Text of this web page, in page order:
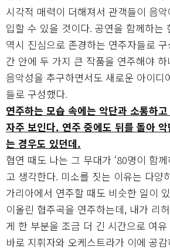
시각적 매력이 더해져서 관객들이 음
입할 수 있을 것이다. 공연을 함께하는
역시 진심으로 존경하는 연주자들로
간 안에 두 가지 큰 작품을 연주해야
음악성을 추구하면서도 새로운 아이디
들로 구성했다.
연주하는 모습 속에는 악단과 소통하
자주 보인다. 연주 중에도 뒤를 돌아
는 경우도 있던데.
협연 때도 나는 그 무대가 ‘80명이 함
고 생각한다. 미소를 짓는 이유는 다양
가리아에서 연주할 때도 비슷한 일이
이올린 협주곡을 연주하는데, 내가 리
게 한 부분을 조금 더 긴 시간으로 여
바로 지휘자와 오케스트라가 이에 공